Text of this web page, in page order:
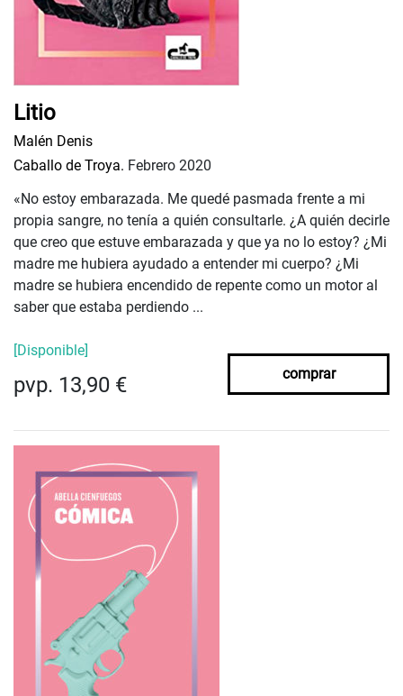
Litio
Malén Denis
Caballo de Troya. Febrero 2020
«No estoy embarazada. Me quedé pasmada frente a mi
propia sangre, no tenía a quién consultarle. ¿A quién decirle
que creo que estuve embarazada y que ya no lo estoy? ¿Mi
madre me hubiera ayudado a entender mi cuerpo? ¿Mi
madre se hubiera encendido de repente como un motor al
saber que estaba perdiendo ...
[Disponible]
pvp. 13,90 € comprar